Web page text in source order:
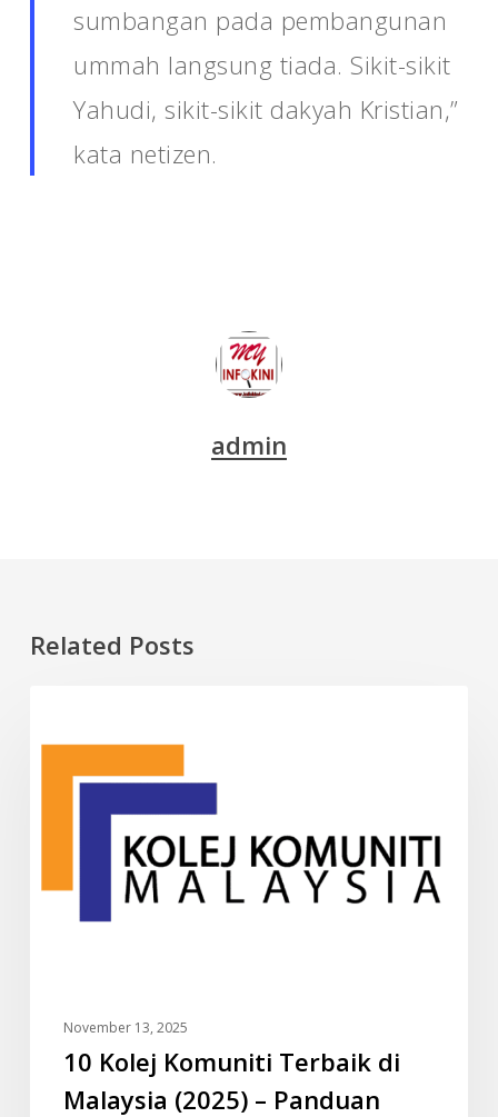
sumbangan pada pembangunan
ummah langsung tiada. Sikit-sikit
Yahudi, sikit-sikit dakyah Kristian,”
kata netizen.
admin
Related Posts
Terbaik
Panduan
November 13, 2025
10 Kolej Komuniti Terbaik di
Malaysia (2025) – Panduan